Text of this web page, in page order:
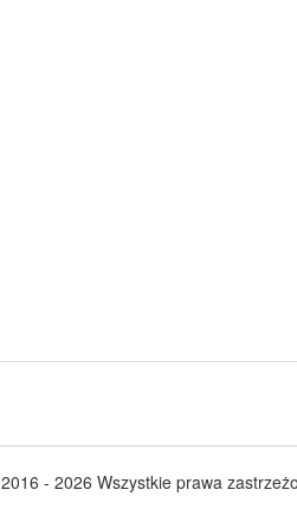
2016 - 2026 Wszystkie prawa